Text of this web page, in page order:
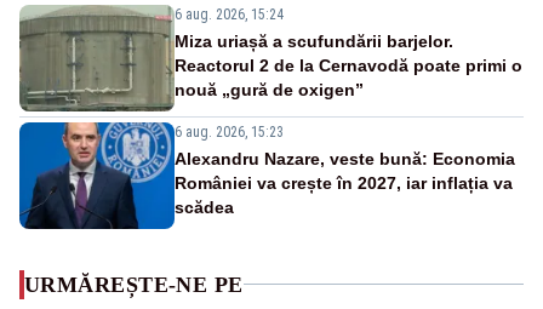
6 aug. 2026, 15:24
Miza uriașă a scufundării barjelor.
Reactorul 2 de la Cernavodă poate primi o
nouă „gură de oxigen”
6 aug. 2026, 15:23
Alexandru Nazare, veste bună: Economia
României va crește în 2027, iar inflația va
scădea
URMĂREȘTE-NE PE